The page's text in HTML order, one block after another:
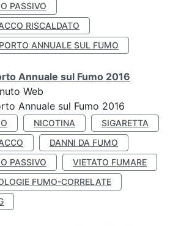
PASSIVO
RISCALDATO
ANNUALE SUL FUMO
Annuale sul Fumo 2016
Web
Annuale sul Fumo 2016
NICOTINA
SIGARETTA
DANNI DA FUMO
PASSIVO
VIETATO FUMARE
FUMO-CORRELATE